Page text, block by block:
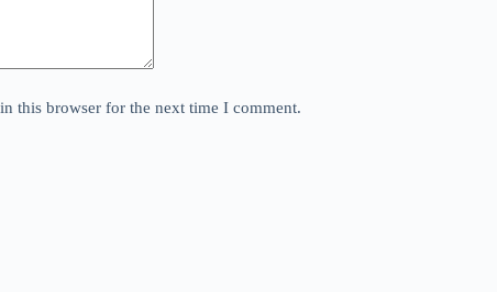
this browser for the next time I comment.